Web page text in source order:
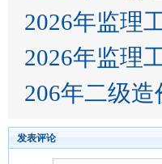
2026年监理
2026年监理
206年二级
发表评论